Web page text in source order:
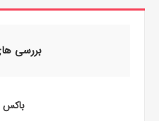
بررسی
باکس